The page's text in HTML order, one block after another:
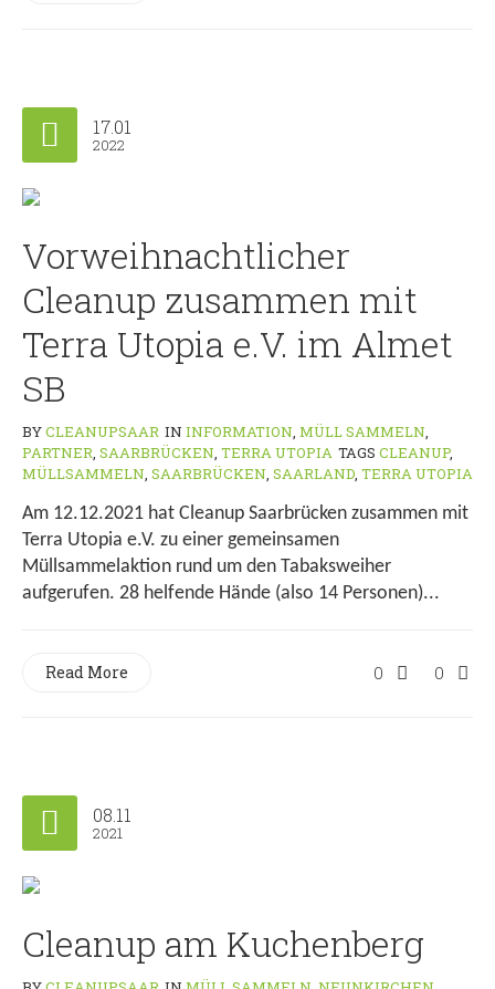
17.01
2022
Vorweihnachtlicher
Cleanup zusammen mit
Terra Utopia e.V. im Almet
SB
BYCLEANUPSAAR IN INFORMATION, MÜLL SAMMELN,
PARTNER, SAARBRÜCKEN, TERRA UTOPIA TAGS CLEANUP,
MÜLLSAMMELN, SAARBRÜCKEN, SAARLAND, TERRA UTOPIA
Am 12.12.2021 hat Cleanup Saarbrücken zusammen mit
Terra Utopia e.V. zu einer gemeinsamen
Müllsammelaktion rund um den Tabaksweiher
aufgerufen. 28 helfende Hände (also 14 Personen)...
0 0
Read More
08.11
2021
Cleanup am Kuchenberg